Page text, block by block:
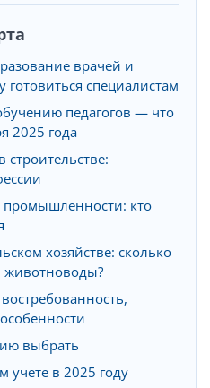
врачей и
специалистам
педагогов — что
2025 года
кто
хозяйстве: сколько
животноводы?
выбрать
учете в 2025 году